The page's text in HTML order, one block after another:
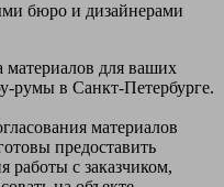
бюро и дизайнерами
материалов для ваших
румы в Санкт-Петербурге.
материалов
предоставить
работы с заказчиком,